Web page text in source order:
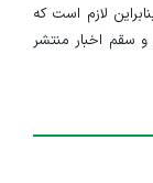
لازم است که
سقم اخبار منتشر